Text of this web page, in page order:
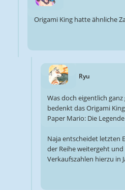
Origami King hatte ähnliche
Ryu
Was doch eigentlich
bedenkt das Origami
Paper Mario: Die
Naja entscheidet letzten
der Reihe weitergeht
Verkaufszahlen hierzu in